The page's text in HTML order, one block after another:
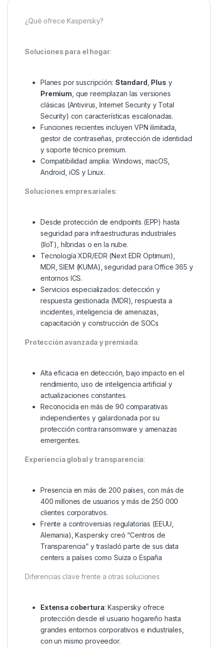
¿Qué ofrece Kaspersky?
Soluciones para el hogar:
Planes por suscripción: Standard Plus y
Premium , que reemplazan las versiones
clásicas (Antivirus, Internet Security y Total
Security) con características escalonadas.
Funciones recientes incluyen VPN ilimitada,
gestor de contraseñas, protección de identidad
y soporte técnico premium.
Compatibilidad amplia: Windows, macOS,
Android, iOS y Linux.
Soluciones empresariales:
Desde protección de endpoints (EPP) hasta
seguridad para infraestructuras industriales
(IIoT), híbridas o en la nube.
Tecnología XDR/EDR (Next EDR Optimum),
MDR, SIEM (KUMA), seguridad para Office 365 y
entornos ICS.
Servicios especializados: detección y
respuesta gestionada (MDR), respuesta a
incidentes, inteligencia de amenazas,
capacitación y construcción de SOCs
Protección avanzada y premiada:
Alta eficacia en detección, bajo impacto en el
rendimiento, uso de inteligencia artificial y
actualizaciones constantes.
Reconocida en más de 90 comparativas
independientes y galardonada por su
protección contra ransomware y amenazas
emergentes.
Experiencia global y transparencia:
Presencia en más de 200 países, con más de
400 millones de usuarios y más de 250 000
clientes corporativos.
Frente a controversias regulatorias (EEUU,
Alemania), Kaspersky creó “Centros de
Transparencia” y trasladó parte de sus data
centers a países como Suiza o España
Diferencias clave frente a otras soluciones
Extensa cobertura: Kaspersky ofrece
protección desde el usuario hogareño hasta
grandes entornos corporativos e industriales,
con un mismo proveedor.